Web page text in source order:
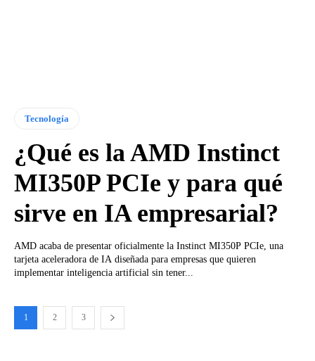
Tecnología
¿Qué es la AMD Instinct
MI350P PCIe y para qué
sirve en IA empresarial?
AMD acaba de presentar oficialmente la Instinct MI350P PCIe, una
tarjeta aceleradora de IA diseñada para empresas que quieren
implementar inteligencia artificial sin tener...
1 2 3